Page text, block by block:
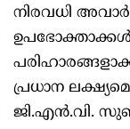
നിരവധി
പ്രധാന
ജി.എൻ.വി.